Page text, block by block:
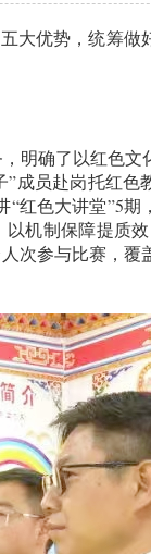
大优势，统筹做
明确了以红色文
成员赴岗托红色
红色大讲堂”5期
机制保障提质
次参与比赛，覆